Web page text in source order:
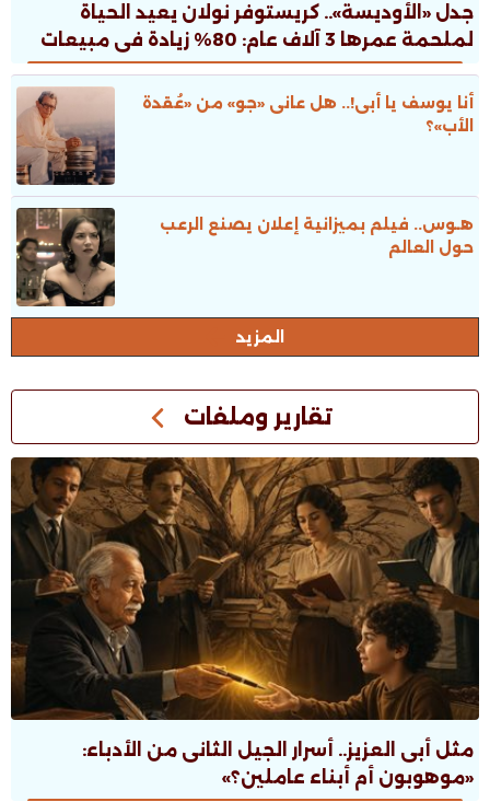
جدل «الأوديسة».. كريستوفر نولان يعيد الحياة
لملحمة عمرها 3 آلاف عام: 80% زيادة فى مبيعات
الطبعات.. ونقاش ثقافى صاخب
أنا يوسف يا أبى!.. هل عانى «جو» من «عُقدة
الأب»؟
هـوس.. فيلم بميزانية إعلان يصنع الرعب
حول العالم
المزيد
تقارير وملفات
مثل أبى العزيز.. أسرار الجيل الثانى من الأدباء:
«موهوبون أم أبناء عاملين؟»